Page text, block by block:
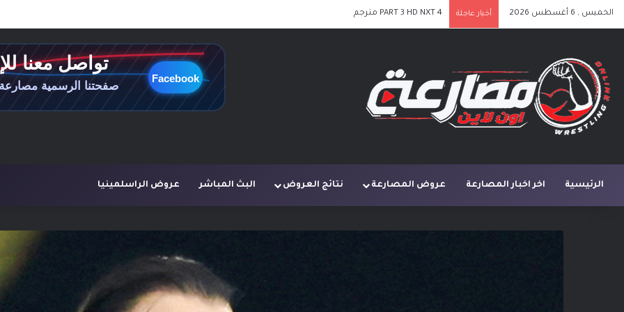
الخميس , 6 أغسطس 2026 أخبار عاجلة PART 2 HD NXT 4 مترجم
الرئيسية اخر اخبار المصارعة عروض المصارعة نتائج العروض البث المباشر عروض الراسلمينيا